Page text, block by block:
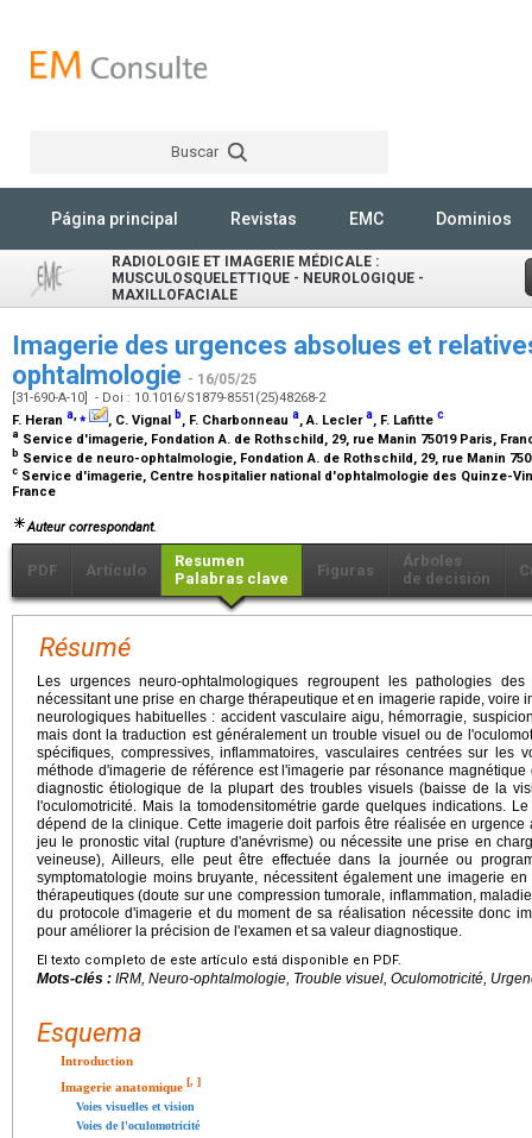
Buscar
Página principal Revistas EMC Dominios
RADIOLOGIE ET IMAGERIE MÉDICALE :
MUSCULOSQUELETTIQUE - NEUROLOGIQUE -
MAXILLOFACIALE
Imagerie des urgences absolues et
ophtalmologie - 16/05/25
[31-690-A-10] - Doi : 10.1016/S1879-8551(25)48268-2
F. Heran a,⁎ , C. Vignal b, F. Charbonneau a, A. Leclera, F. Lafitte c
a Service d'imagerie, Fondation A. de Rothschild, 29, rue Manin 75019 Paris,
b Service de neuro-ophtalmologie, Fondation A. de Rothschild, 29, rue Manin
c Service d'imagerie, Centre hospitalier national d'ophtalmologie des Quinze-
France
Auteur correspondant.
PDF Artículo
Resumen
Palabras clave
Figuras
Árboles
de decisión
Résumé
Les urgences neuro-ophtalmologiques regroupent les pathologies
nécessitant une prise en charge thérapeutique et en imagerie rapide, voire
neurologiques habituelles : accident vasculaire aigu, hémorragie,
mais dont la traduction est généralement un trouble visuel ou de
spécifiques, compressives, inflammatoires, vasculaires centrées sur les
méthode d'imagerie de référence est l'imagerie par résonance
diagnostic étiologique de la plupart des troubles visuels (baisse de la
l'oculomotricité. Mais la tomodensitométrie garde quelques indications.
dépend de la clinique. Cette imagerie doit parfois être réalisée en
jeu le pronostic vital (rupture d'anévrisme) ou nécessite une prise en
veineuse), Ailleurs, elle peut être effectuée dans la journée ou
symptomatologie moins bruyante, nécessitent également une imagerie
thérapeutiques (doute sur une compression tumorale, inflammation,
du protocole d'imagerie et du moment de sa réalisation nécessite donc
pour améliorer la précision de l'examen et sa valeur diagnostique.
El texto completo de este artículo está disponible en PDF.
Mots-clés : IRM, Neuro-ophtalmologie, Trouble visuel, Oculomotricité,
Esquema
Introduction
Imagerie anatomique [, ]
Voies visuelles et vision
Voies de l'oculomotricité